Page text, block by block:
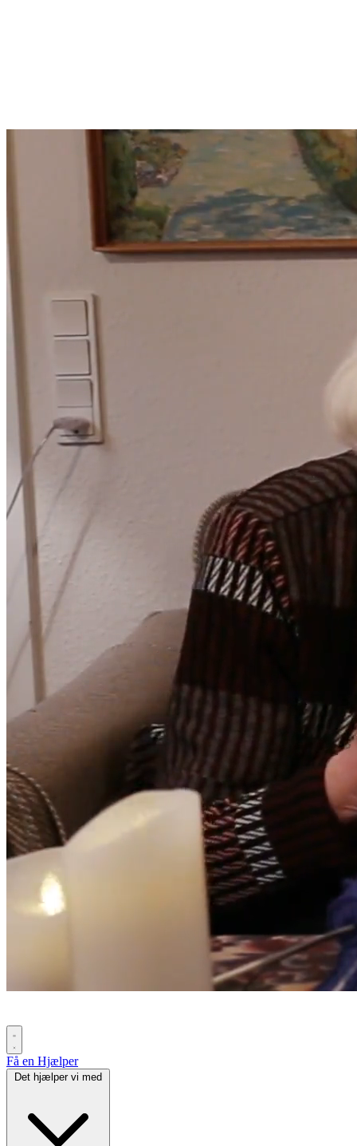
Få en Hjælper
Det hjælper vi med